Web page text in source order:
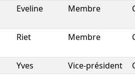
Eveline Membre
Riet Membre
Yves Vice-président